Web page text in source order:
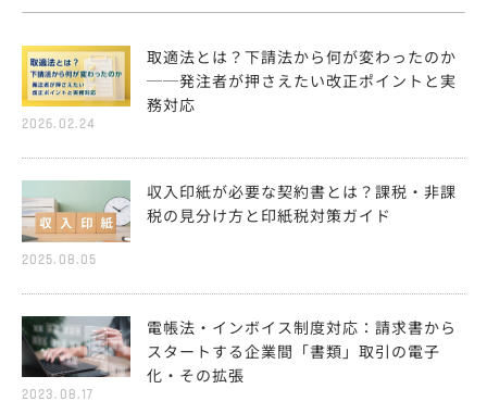
2026.02.24
取適法とは？下請法から何が変わったのか
──発注者が押さえたい改正ポイントと実
務対応
2025.08.05
収入印紙が必要な契約書とは？課税・非課
税の見分け方と印紙税対策ガイド
2023.08.17
電帳法・インボイス制度対応：請求書から
スタートする企業間「書類」取引の電子
化・その拡張